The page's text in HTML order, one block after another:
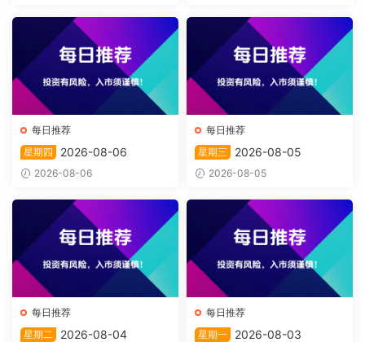
每日推荐
星期四
2026-08-06
2026-08-06
每日推荐
星期三
2026-08-05
2026-08-05
每日推荐
星期二
2026-08-04
每日推荐
星期一
2026-08-03